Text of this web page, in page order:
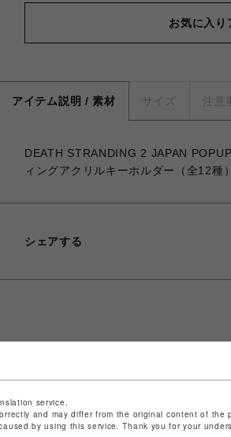
お気に入り
アイテム説明 / 素材 サイズ 注意
DEATH STRANDING 2 JAPAN
ィングアクリルキーホルダー（全12種
シェアする
こちらservice.
and may differ from the original content of the
by using this service. Thank you for your